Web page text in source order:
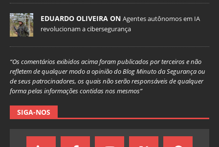
EDUARDO OLIVEIRA ON Agentes autônomos em IA
revolucionam a cibersegurança
“Os comentários exibidos acima foram publicados por terceiros e não
refletem de qualquer modo a opinião do Blog Minuto da Segurança ou
de seus patrocinadores, os quais não serão responsáveis de qualquer
forma pelas informações contidas nos mesmos”
SIGA-NOS